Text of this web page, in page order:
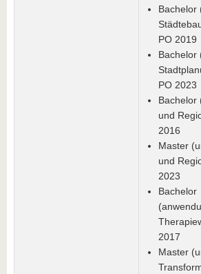
Bachelor
PO 2019
Bachelor
PO 2023
Bachelor
und
2016
Master
und
2023
Bachelor
2017
Master